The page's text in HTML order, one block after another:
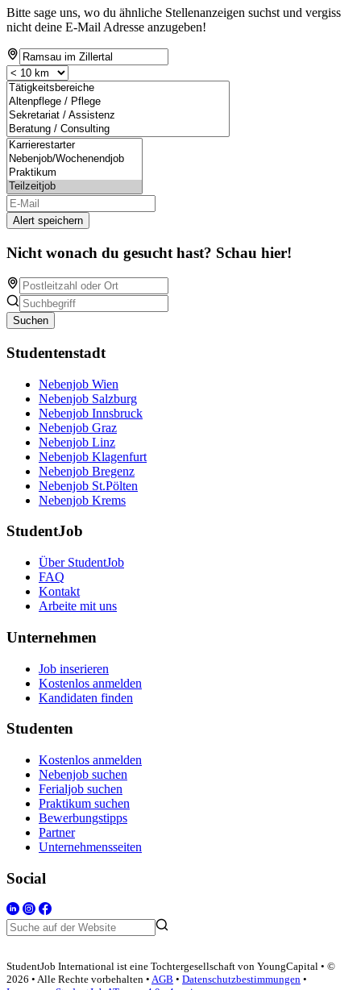
Bitte sage uns, wo du ähnliche Stellenanzeigen suchst und vergiss
nicht deine E-Mail Adresse anzugeben!
Alert speichern
Nicht wonach du gesucht hast? Schau hier!
Suchen
Studentenstadt
Nebenjob Wien
Nebenjob Salzburg
Nebenjob Innsbruck
Nebenjob Graz
Nebenjob Linz
Nebenjob Klagenfurt
Nebenjob Bregenz
Nebenjob St.Pölten
Nebenjob Krems
StudentJob
Über StudentJob
FAQ
Kontakt
Arbeite mit uns
Unternehmen
Job inserieren
Kostenlos anmelden
Kandidaten finden
Studenten
Kostenlos anmelden
Nebenjob suchen
Ferialjob suchen
Praktikum suchen
Bewerbungstipps
Partner
Unternehmensseiten
Social
StudentJob International ist eine Tochtergesellschaft von YoungCapital • ©
2026 • Alle Rechte vorbehalten • AGB • Datenschutzbestimmungen •